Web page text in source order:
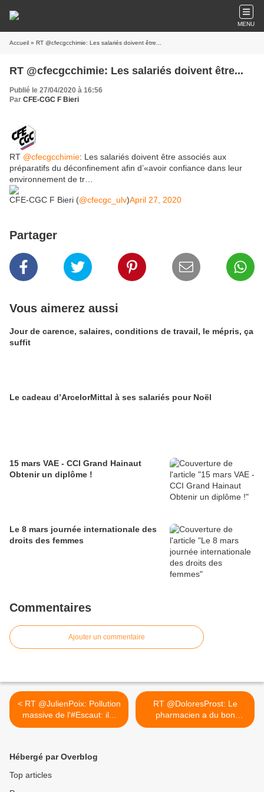
MENU
Accueil » RT @cfecgcchimie: Les salariés doivent être...
RT @cfecgcchimie: Les salariés doivent être...
Publié le 27/04/2020 à 16:56
Par CFE-CGC F Bieri
RT @cfecgcchimie: Les salariés doivent être associés aux
préparatifs du déconfinement afin d’«avoir confiance dans leur
environnement de tr…
CFE-CGC F Bieri (@cfecgc_ulv)April 27, 2020
Partager
Vous aimerez aussi
Jour de carence, salaires, conditions de travail, le mépris, ça
suffit
Le cadeau d’ArcelorMittal à ses salariés pour Noël
15 mars VAE - CCI Grand Hainaut
Obtenir un diplôme !
Le 8 mars journée internationale des
droits des femmes
Commentaires
Ajouter un commentaire
< RT @JulienPoix: Pollution
massive de l'#Escaut: il...
RT @DoloresProst: Le
pharmacien a du bon
sens... >
Hébergé par Overblog
Top articles